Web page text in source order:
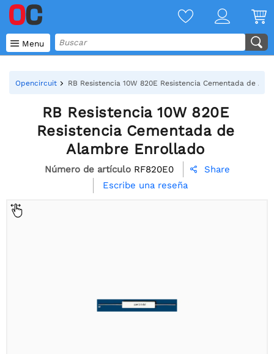
 Menu
Opencircuit RB Resistencia 10W 820E Resistencia Cementada de
RB Resistencia 10W 820E
Resistencia Cementada de
Alambre Enrollado
Número de artículo RF820E0 
Share
Escribe una reseña